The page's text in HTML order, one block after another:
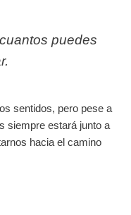
puedes
sentidos, pero pese a
siempre estará junto a
hacia el camino